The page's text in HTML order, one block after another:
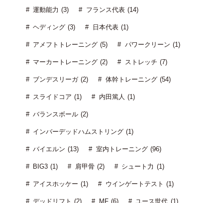
運動能力 (3) フランス代表 (14)
ヘディング (3) 日本代表 (1)
アメフトトレーニング (5) パワークリーン (1)
マーカートレーニング (2) ストレッチ (7)
ブンデスリーガ (2) 体幹トレーニング (54)
スライドコア (1) 内田篤人 (1)
バランスボール (2)
インバーデッドハムストリング (1)
バイエルン (13) 室内トレーニング (96)
BIG3 (1) 肩甲骨 (2) シュート力 (1)
アイスホッケー (1) ウインゲートテスト (1)
デッドリフト (2) MF (6) ユース世代 (1)